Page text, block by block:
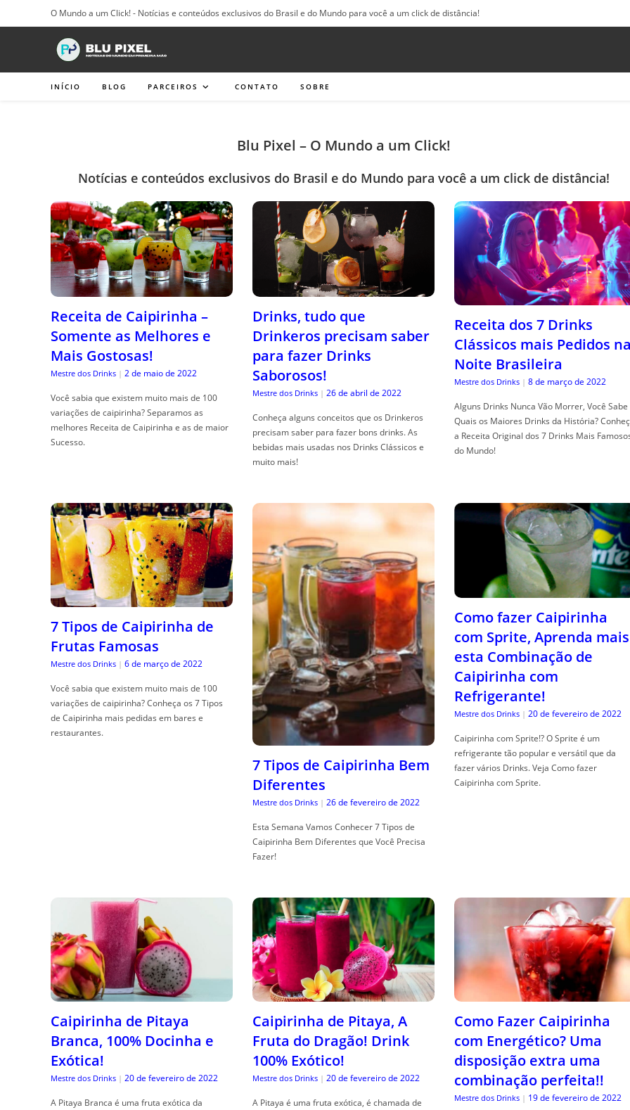
para
O Mundo a um Click! - Notícias e conteúdos exclusivos do Brasil e do Mundo para você a um click de distância!
INÍCIO BLOG PARCEIROS CONTATO SOBRE
Blu Pixel – O Mundo a um Click!
Notícias e conteúdos exclusivos do Brasil e do Mundo para você a um click de distância!
Receita de Caipirinha –
Somente as Melhores e
Mais Gostosas!
Mestre dos Drinks | 2 de maio de 2022
Você sabia que existem muito mais de 100
variações de caipirinha? Separamos as
melhores Receita de Caipirinha e as de maior
Sucesso.
Drinks, tudo que
Drinkeros precisam saber
para fazer Drinks
Saborosos!
Mestre dos Drinks | 26 de abril de 2022
Conheça alguns conceitos que os Drinkeros
precisam saber para fazer bons drinks. As
bebidas mais usadas nos Drinks Clássicos e
muito mais!
Receita dos 7 Drinks
Clássicos mais Pedidos
Noite Brasileira
Mestre dos Drinks | 8 de março de 2022
Alguns Drinks Nunca Vão Morrer, Você Sabe
Quais os Maiores Drinks da História?
a Receita Original dos 7 Drinks Mais
do Mundo!
7 Tipos de Caipirinha de
Frutas Famosas
Mestre dos Drinks | 6 de março de 2022
Você sabia que existem muito mais de 100
variações de caipirinha? Conheça os 7 Tipos
de Caipirinha mais pedidas em bares e
restaurantes.
7 Tipos de Caipirinha Bem
Diferentes
Mestre dos Drinks | 26 de fevereiro de 2022
Esta Semana Vamos Conhecer 7 Tipos de
Caipirinha Bem Diferentes que Você Precisa
Fazer!
Como fazer Caipirinha
com Sprite, Aprenda mais
esta Combinação de
Caipirinha com
Refrigerante!
Mestre dos Drinks | 20 de fevereiro de 2022
Caipirinha com Sprite!? O Sprite é um
refrigerante tão popular e versátil que da
fazer vários Drinks. Veja Como fazer
Caipirinha com Sprite.
Caipirinha de Pitaya
Branca, 100% Docinha e
Exótica!
Mestre dos Drinks | 20 de fevereiro de 2022
A Pitaya Branca é uma fruta exótica da
Caipirinha de Pitaya, A
Fruta do Dragão! Drink
100% Exótico!
Mestre dos Drinks | 20 de fevereiro de 2022
A Pitaya é uma fruta exótica, é chamada de
Como Fazer Caipirinha
com Energético? Uma
disposição extra uma
combinação perfeita!!
Mestre dos Drinks | 19 de fevereiro de 2022